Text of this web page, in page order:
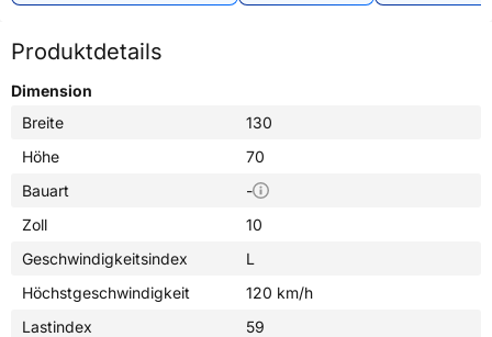
Produktdetails
Dimension
Breite
130
Höhe
70
Bauart
-
Zoll
10
Geschwindigkeitsindex
L
Höchstgeschwindigkeit
120 km/h
Lastindex
59